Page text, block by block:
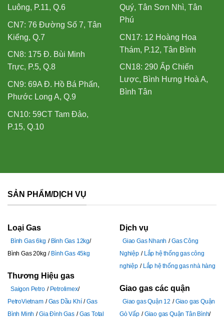
Luông, P.11, Q.6
CN7: 76 Đường Số 7, Tân
Kiểng, Q.7
CN8: 175 Đ. Bùi Minh
Trực, P.5, Q.8
CN9: 69A Đ. Hồ Bá Phấn,
Phước Long A, Q.9
CN10: 59CT Tam Đảo,
P.15, Q.10
Quý, Tân Sơn Nhì, Tân
Phú
CN17: 12 Hoàng Hoa
Thám, P.12, Tân Bình
CN18: 290 Ấp Chiến
Lược, Bình Hưng Hoà A,
Bình Tân
SẢN PHẨM/DỊCH VỤ
Loại Gas
Bình Gas 6kg
Bình Gas 12kg
Bình Gas 20kg
Bình Gas 45kg
Thương Hiệu gas
Saigon Petro
Petrolimex
PetroVietnam
Gas Dầu Khí
Gas
Bình Minh
Gia Đình Gas
Gas Total
Dịch vụ
Giao Gas Nhanh
Gas Công
Nghiệp
Lắp hệ thống gas công
nghiệp
Lắp hệ thống gas nhà hàng
Giao gas các quận
Giao gas Quận 12
Giao gas Quận
Gò Vấp
Giao gas Quận Tân Bình